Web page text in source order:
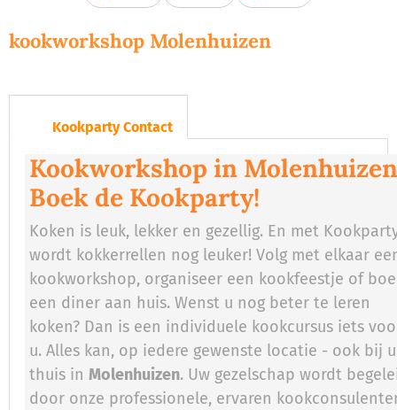
kookworkshop Molenhuizen
Kookparty Contact
Kookworkshop in
Boek de Kookparty!
Koken is leuk, lekker en gezellig. En met
wordt kokkerrellen nog leuker! Volg met elkaar
kookworkshop, organiseer een kookfeestje of
een diner aan huis. Wenst u nog beter te leren
koken? Dan is een individuele kookcursus iets
u. Alles kan, op iedere gewenste locatie - ook bij u
thuis inMolenhuizen. Uw gezelschap wordt
door onze professionele, ervaren